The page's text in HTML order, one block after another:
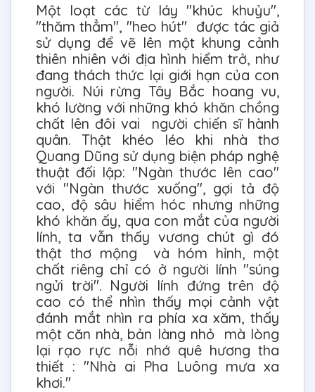
Một loạt các từ láy "khúc khuỷu",
"thăm thẳm", "heo hút" được tác giả
sử dụng để vẽ lên một khung cảnh
thiên nhiên với địa hình hiểm trở, như
đang thách thức lại giới hạn của con
người. Núi rừng Tây Bắc hoang vu,
khó lường với những khó khăn chồng
chất lên đôi vai người chiến sĩ hành
quân. Thật khéo léo khi nhà thơ
Quang Dũng sử dụng biện pháp nghệ
thuật đối lập: "Ngàn thước lên cao"
với "Ngàn thước xuống", gợi tả độ
cao, độ sâu hiểm hóc nhưng những
khó khăn ấy, qua con mắt của người
lính, ta vẫn thấy vương chút gì đó
thật thơ mộng và hóm hỉnh, một
chất riêng chỉ có ở người lính "súng
ngửi trời". Người lính đứng trên độ
cao có thể nhìn thấy mọi cảnh vật
đánh mắt nhìn ra phía xa xăm, thấy
một căn nhà, bản làng nhỏ mà lòng
lại rạo rực nỗi nhớ quê hương tha
thiết : "Nhà ai Pha Luông mưa xa
khơi."